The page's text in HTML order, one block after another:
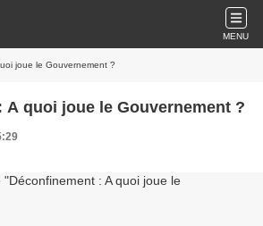
MENU
joue le Gouvernement ?
A quoi joue le Gouvernement ?